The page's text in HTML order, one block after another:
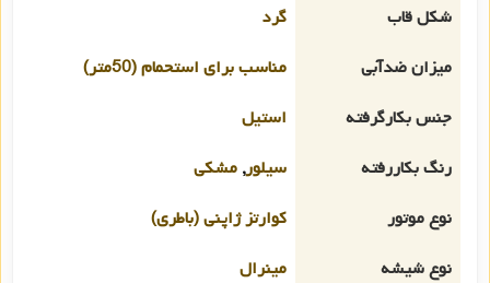
شکل قاب
گرد
میزان ضدآبی
مناسب برای استحمام (50متر)
جنس بکارگرفته
استیل
رنگ بکاررفته
سیلور, مشکی
نوع موتور
کوارتز ژاپنی (باطری)
نوع شیشه
مینرال